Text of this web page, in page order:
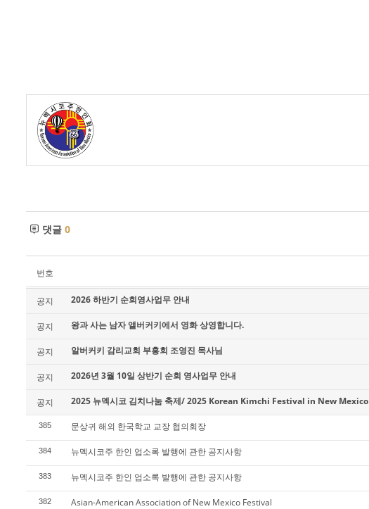
댓글 0
번호
공지 2026 하반기 순회영사업무 안내
공지 왕과 사는 남자 앨버커키에서 영화 상영합니다.
공지 알버커키 감리교회 부흥회 조영진 목사님
공지 2026년 3월 10일 상반기 순회 영사업무 안내
공지 2025 뉴멕시코 김치나눔 축제/ 2025 Korean Kimchi Festival in New Mexico
385 문상귀 해외 한국학교 교장 협의회장
384 뉴멕시코주 한인 업소록 발행에 관한 공지사항
383 뉴멕시코주 한인 업소록 발행에 관한 공지사항
382 Asian-American Association of New Mexico Festival